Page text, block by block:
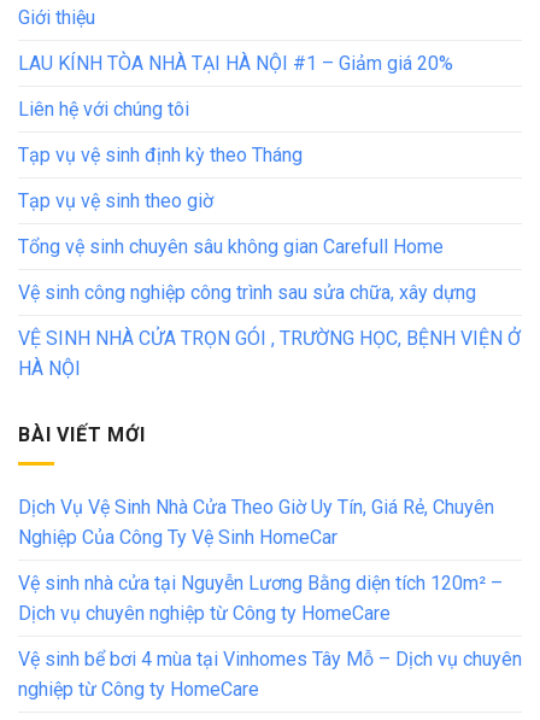
Giới thiệu
LAU KÍNH TÒA NHÀ TẠI HÀ NỘI #1 – Giảm giá 20%
Liên hệ với chúng tôi
Tạp vụ vệ sinh định kỳ theo Tháng
Tạp vụ vệ sinh theo giờ
Tổng vệ sinh chuyên sâu không gian Carefull Home
Vệ sinh công nghiệp công trình sau sửa chữa, xây dựng
VỆ SINH NHÀ CỬA TRỌN GÓI , TRƯỜNG HỌC, BỆNH VIỆN Ở
HÀ NỘI
BÀI VIẾT MỚI
Dịch Vụ Vệ Sinh Nhà Cửa Theo Giờ Uy Tín, Giá Rẻ, Chuyên
Nghiệp Của Công Ty Vệ Sinh HomeCar
Vệ sinh nhà cửa tại Nguyễn Lương Bằng diện tích 120m² –
Dịch vụ chuyên nghiệp từ Công ty HomeCare
Vệ sinh bể bơi 4 mùa tại Vinhomes Tây Mỗ – Dịch vụ chuyên
nghiệp từ Công ty HomeCare